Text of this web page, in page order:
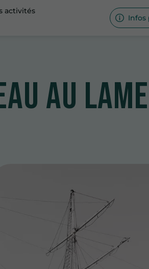
activités
Infos
au